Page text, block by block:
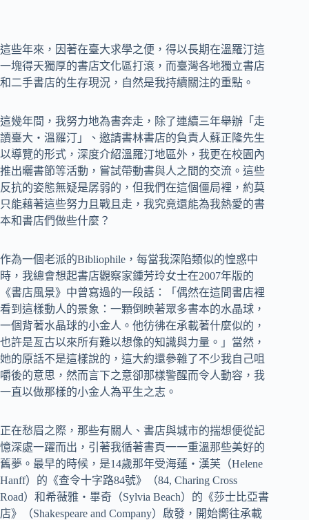
這些年來，因著在臺大求學之便，得以長期在溫羅汀這
一塊得天獨厚的書店文化區打滾，而臺灣各地獨立書店
和二手書店的生存現況，自然是我持續關注的重點。
這幾年間，我努力地為書奔走，除了連續三年舉辦「走
讀臺大‧溫羅汀」、邀請書林書店的負責人蘇正隆先生
以導覽的形式，深度介紹溫羅汀地區外，我更在校園內
推出曬書節等活動，嘗試帶動書與人之間的交流。這些
反抗的姿態無疑是孱弱的，但我們在這個僵局裡，約莫
只能藉著這些努力且戰且走，我究竟還能為我熱愛的書
本和書店們做些什麼？
作為一個老派的Bibliophile，每當我深陷類似的惶惑中
時，我總會想起書店觀察家鍾芳玲女士在2007年版的
《書店風景》中曾寫過的一段話：「偶然在這間書店裡
看到這樣動人的景象：一顆倒映著眾多書本的水晶球，
一個背著水晶球的小金人。他彷彿在承載著什麼似的，
也許是亙古以來所有難以想像的知識與力量。」當然，
她的原話不是這樣說的，這大約還參雜了不少我自己咀
嚼後的意思，然而言下之意卻那樣警醒而令人動容，我
一直以做那樣的小金人為平生之志。
正在愁眉之際，那些有關人、書店與城市的揣想便從記
憶深處一躍而出，引著我循著書頁一一重溫那些美好的
舊夢。最早的時候，是14歲那年受海蓮‧漢芙（Helene
Hanff）的《查令十字路84號》（84, Charing Cross
Road）和希薇雅‧畢奇（Sylvia Beach）的《莎士比亞書
店》（Shakespeare and Company）啟發，開始嚮往承載